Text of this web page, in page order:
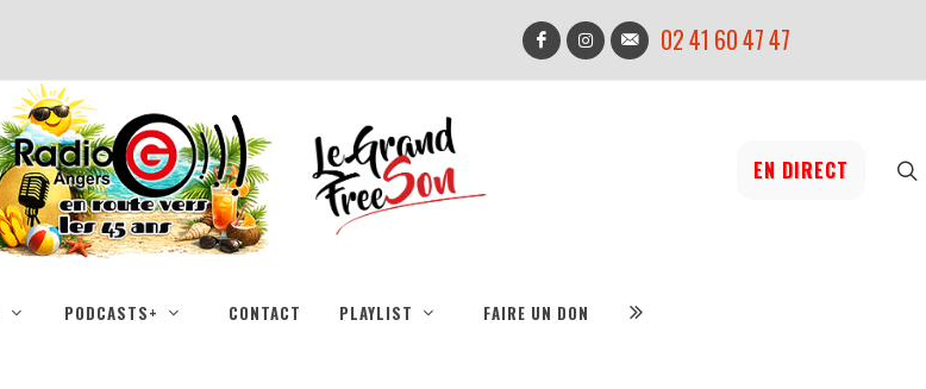
02 41 60 47 47
EN DIRECT
PODCASTS+ CONTACT PLAYLIST FAIRE UN DON